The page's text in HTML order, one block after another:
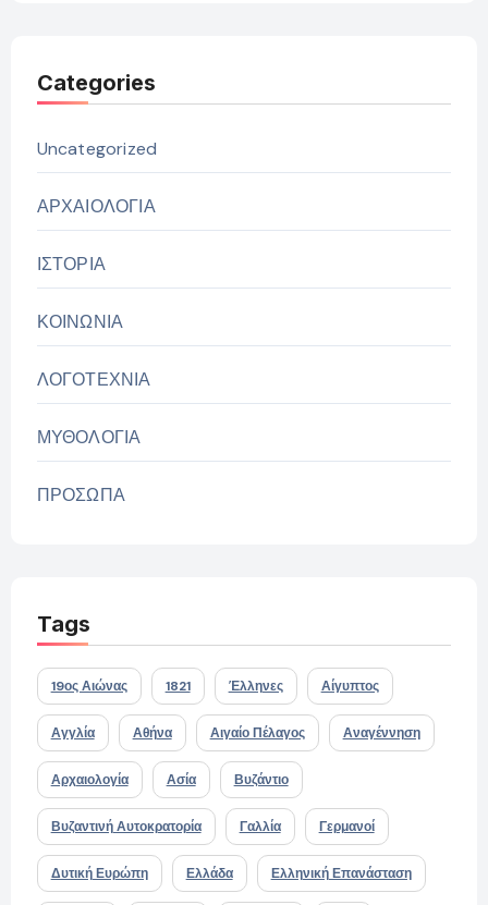
Categories
Uncategorized
ΑΡΧΑΙΟΛΟΓΙΑ
ΙΣΤΟΡΙΑ
ΚΟΙΝΩΝΙΑ
ΛΟΓΟΤΕΧΝΙΑ
ΜΥΘΟΛΟΓΙΑ
ΠΡΟΣΩΠΑ
Tags
19ος Αιώνας 1821 Έλληνες Αίγυπτος
Αγγλία Αθήνα Αιγαίο Πέλαγος Αναγέννηση
Αρχαιολογία Ασία Βυζάντιο
Βυζαντινή Αυτοκρατορία Γαλλία Γερμανοί
Δυτική Ευρώπη Ελλάδα Ελληνική Επανάσταση